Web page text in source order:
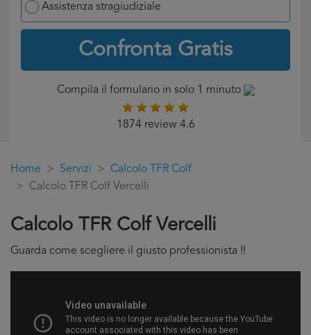
Assistenza stragiudiziale
Confronta Gratis
Compila il formulario in solo 1 minuto
1874 review 4.6
Home Servizi
Calcolo TFR Colf
Calcolo TFR Colf Vercelli
Calcolo TFR Colf Vercelli
Guarda come scegliere il giusto professionista !!